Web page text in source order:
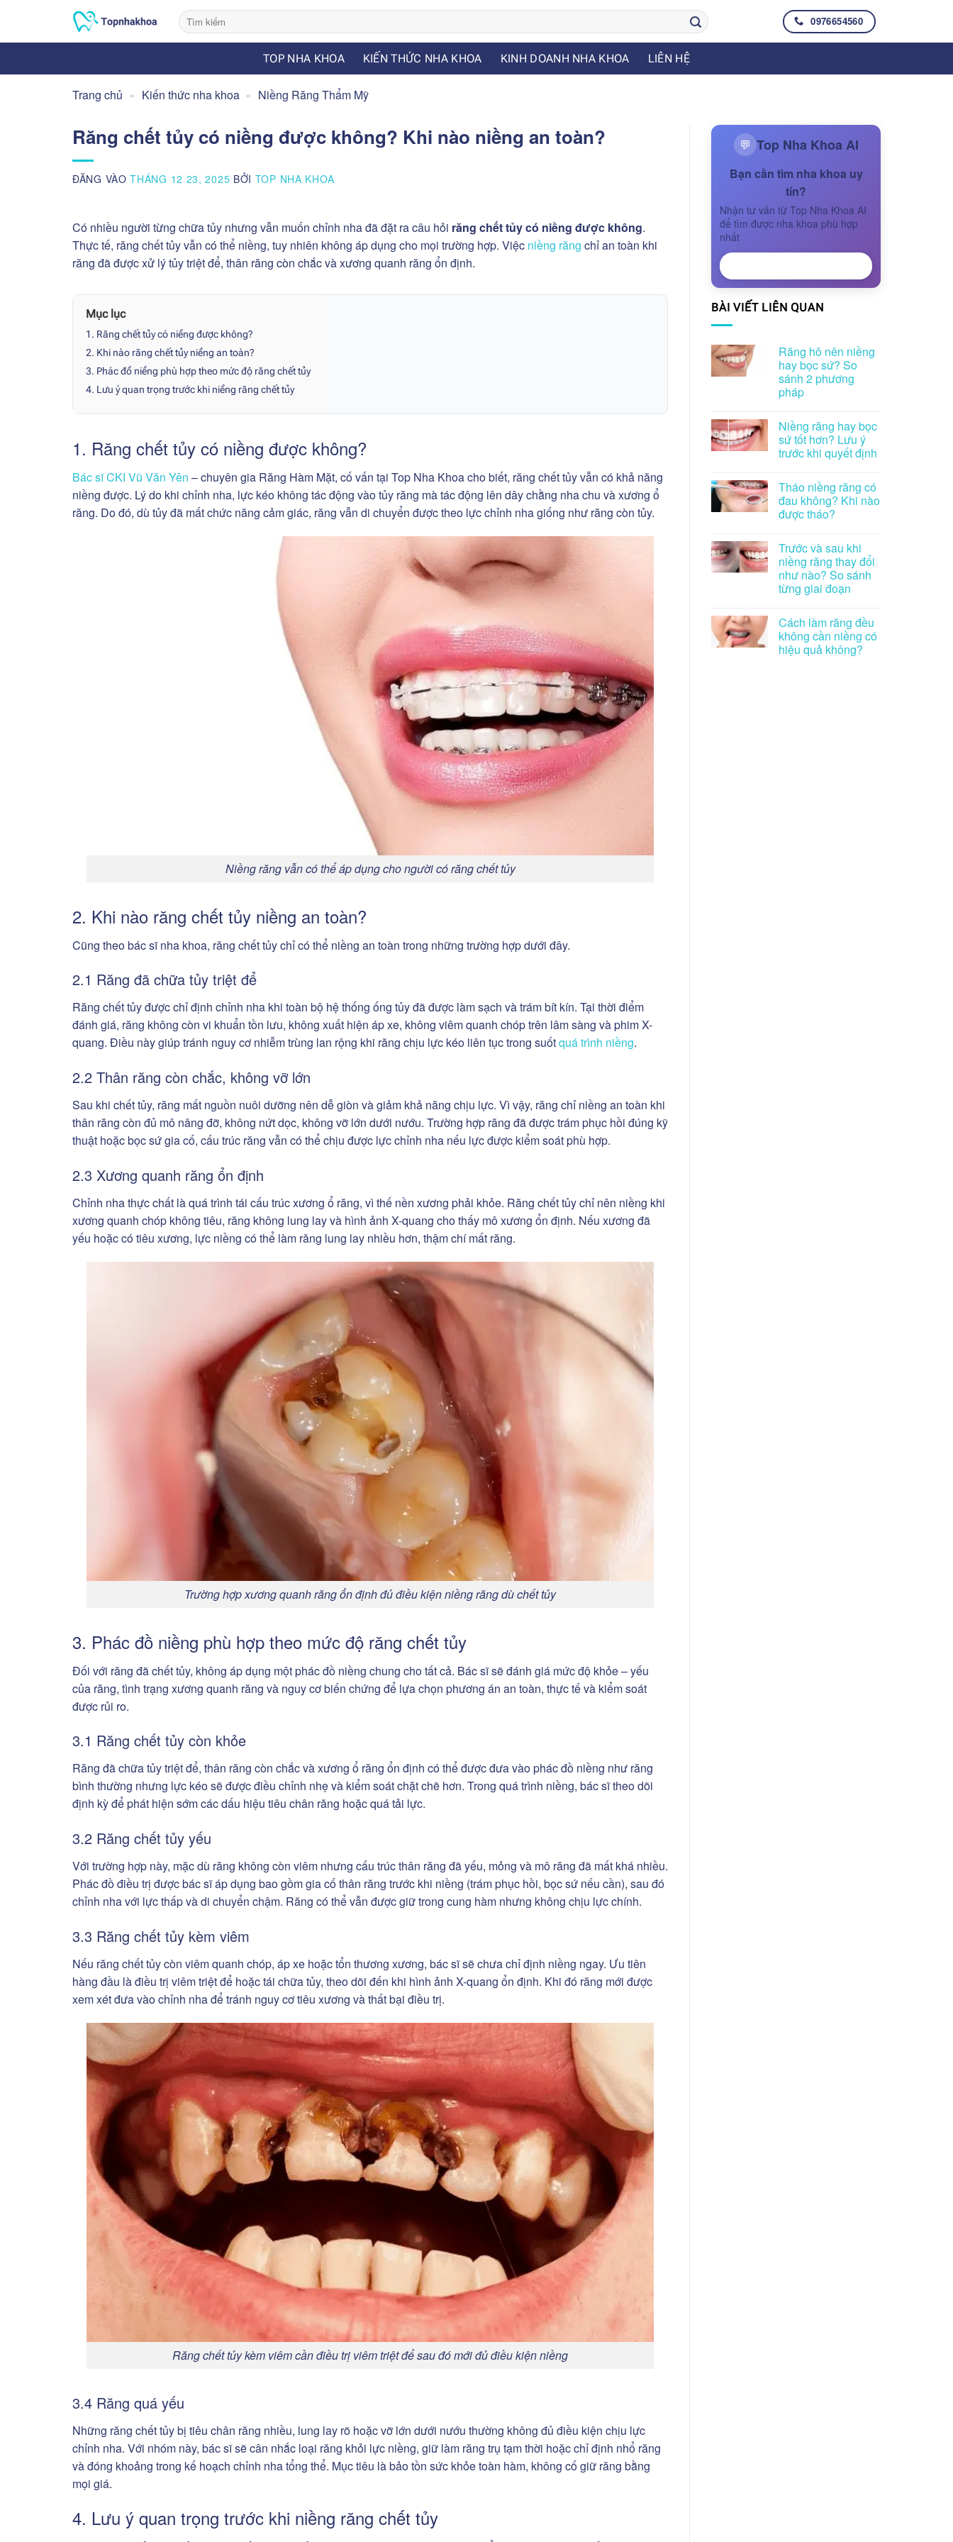
nội
0976654560
TOP NHA KHOA KIẾN THỨC NHA KHOA KINH DOANH NHA KHOA LIÊN HỆ
Trang chủ » Kiến thức nha khoa » Niềng Răng Thẩm Mỹ
Răng chết tủy có niềng được không? Khi nào niềng an toàn?
ĐĂNG VÀOTHÁNG 12 23, 2025 BỞI TOP NHA KHOA
Có nhiều người từng chữa tủy nhưng vẫn muốn chỉnh nha đã đặt ra câu hỏi răng chết tủy có niềng được không.
Thực tế, răng chết tủy vẫn có thể niềng, tuy nhiên không áp dụng cho mọi trường hợp. Việc niềng răng chỉ an toàn khi
răng đã được xử lý tủy triệt để, thân răng còn chắc và xương quanh răng ổn định.
Mục lục
1. Răng chết tủy có niềng được không?
2. Khi nào răng chết tủy niềng an toàn?
3. Phác đồ niềng phù hợp theo mức độ răng chết tủy
4. Lưu ý quan trọng trước khi niềng răng chết tủy
1. Răng chết tủy có niềng được không?
Bác sĩ CKI Vũ Văn Yên – chuyên gia Răng Hàm Mặt, cố vấn tại Top Nha Khoa cho biết, răng chết tủy vẫn có khả năng
niềng được. Lý do khi chỉnh nha, lực kéo không tác động vào tủy răng mà tác động lên dây chằng nha chu và xương ổ
răng. Do đó, dù tủy đã mất chức năng cảm giác, răng vẫn di chuyển được theo lực chỉnh nha giống như răng còn tủy.
Niềng răng vẫn có thể áp dụng cho người có răng chết tủy
2. Khi nào răng chết tủy niềng an toàn?
Cũng theo bác sĩ nha khoa, răng chết tủy chỉ có thể niềng an toàn trong những trường hợp dưới đây.
2.1 Răng đã chữa tủy triệt để
Răng chết tủy được chỉ định chỉnh nha khi toàn bộ hệ thống ống tủy đã được làm sạch và trám bít kín. Tại thời điểm
đánh giá, răng không còn vi khuẩn tồn lưu, không xuất hiện áp xe, không viêm quanh chóp trên lâm sàng và phim X-
quang. Điều này giúp tránh nguy cơ nhiễm trùng lan rộng khi răng chịu lực kéo liên tục trong suốtquá trình niềng.
2.2 Thân răng còn chắc, không vỡ lớn
Sau khi chết tủy, răng mất nguồn nuôi dưỡng nên dễ giòn và giảm khả năng chịu lực. Vì vậy, răng chỉ niềng an toàn khi
thân răng còn đủ mô nâng đỡ, không nứt dọc, không vỡ lớn dưới nướu. Trường hợp răng đã được trám phục hồi đúng kỹ
thuật hoặc bọc sứ gia cố, cấu trúc răng vẫn có thể chịu được lực chỉnh nha nếu lực được kiểm soát phù hợp.
2.3 Xương quanh răng ổn định
Chỉnh nha thực chất là quá trình tái cấu trúc xương ổ răng, vì thế nền xương phải khỏe. Răng chết tủy chỉ nên niềng khi
xương quanh chóp không tiêu, răng không lung lay và hình ảnh X-quang cho thấy mô xương ổn định. Nếu xương đã
yếu hoặc có tiêu xương, lực niềng có thể làm răng lung lay nhiều hơn, thậm chí mất răng.
Trường hợp xương quanh răng ổn định đủ điều kiện niềng răng dù chết tủy
3. Phác đồ niềng phù hợp theo mức độ răng chết tủy
Đối với răng đã chết tủy, không áp dụng một phác đồ niềng chung cho tất cả. Bác sĩ sẽ đánh giá mức độ khỏe – yếu
của răng, tình trạng xương quanh răng và nguy cơ biến chứng để lựa chọn phương án an toàn, thực tế và kiểm soát
được rủi ro.
3.1 Răng chết tủy còn khỏe
Răng đã chữa tủy triệt để, thân răng còn chắc và xương ổ răng ổn định có thể được đưa vào phác đồ niềng như răng
bình thường nhưng lực kéo sẽ được điều chỉnh nhẹ và kiểm soát chặt chẽ hơn. Trong quá trình niềng, bác sĩ theo dõi
định kỳ để phát hiện sớm các dấu hiệu tiêu chân răng hoặc quá tải lực.
3.2 Răng chết tủy yếu
Với trường hợp này, mặc dù răng không còn viêm nhưng cấu trúc thân răng đã yếu, mỏng và mô răng đã mất khá nhiều.
Phác đồ điều trị được bác sĩ áp dụng bao gồm gia cố thân răng trước khi niềng (trám phục hồi, bọc sứ nếu cần), sau đó
chỉnh nha với lực thấp và di chuyển chậm. Răng có thể vẫn được giữ trong cung hàm nhưng không chịu lực chính.
3.3 Răng chết tủy kèm viêm
Nếu răng chết tủy còn viêm quanh chóp, áp xe hoặc tổn thương xương, bác sĩ sẽ chưa chỉ định niềng ngay. Ưu tiên
hàng đầu là điều trị viêm triệt để hoặc tái chữa tủy, theo dõi đến khi hình ảnh X-quang ổn định. Khi đó răng mới được
xem xét đưa vào chỉnh nha để tránh nguy cơ tiêu xương và thất bại điều trị.
Răng chết tủy kèm viêm cần điều trị viêm triệt để sau đó mới đủ điều kiện niềng
3.4 Răng quá yếu
Những răng chết tủy bị tiêu chân răng nhiều, lung lay rõ hoặc vỡ lớn dưới nướu thường không đủ điều kiện chịu lực
chỉnh nha. Với nhóm này, bác sĩ sẽ cân nhắc loại răng khỏi lực niềng, giữ làm răng trụ tạm thời hoặc chỉ định nhổ răng
và đóng khoảng trong kế hoạch chỉnh nha tổng thể. Mục tiêu là bảo tồn sức khỏe toàn hàm, không cố giữ răng bằng
mọi giá.
4. Lưu ý quan trọng trước khi niềng răng chết tủy
💬 Top Nha Khoa AI
Bạn cần tìm nha khoa uy
tín?
Nhận tư vấn từ Top Nha Khoa AI
để tìm được nha khoa phù hợp
nhất
BÀI VIẾT LIÊN QUAN
Răng hô nên niềng
hay bọc sứ? So
sánh 2 phương
pháp
Niềng răng hay bọc
sứ tốt hơn? Lưu ý
trước khi quyết định
Tháo niềng răng có
đau không? Khi nào
được tháo?
Trước và sau khi
niềng răng thay đổi
như nào? So sánh
từng giai đoạn
Cách làm răng đều
không cần niềng có
hiệu quả không?